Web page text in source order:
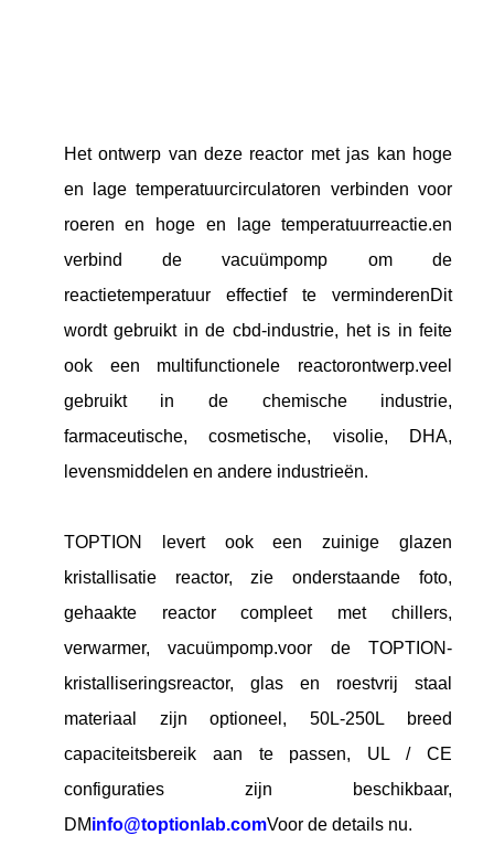
Het ontwerp van deze reactor met jas kan hoge
en lage temperatuurcirculatoren verbinden voor
roeren en hoge en lage temperatuurreactie.en
verbind de vacuümpomp om de
reactietemperatuur effectief te verminderenDit
wordt gebruikt in de cbd-industrie, het is in feite
ook een multifunctionele reactorontwerp.veel
gebruikt in de chemische industrie,
farmaceutische, cosmetische, visolie, DHA,
levensmiddelen en andere industrieën.
TOPTION levert ook een zuinige glazen
kristallisatie reactor, zie onderstaande foto,
gehaakte reactor compleet met chillers,
verwarmer, vacuümpomp.voor de TOPTION-
kristalliseringsreactor, glas en roestvrij staal
materiaal zijn optioneel, 50L-250L breed
capaciteitsbereik aan te passen, UL / CE
configuraties zijn beschikbaar,
DMinfo@toptionlab.comVoor de details nu.